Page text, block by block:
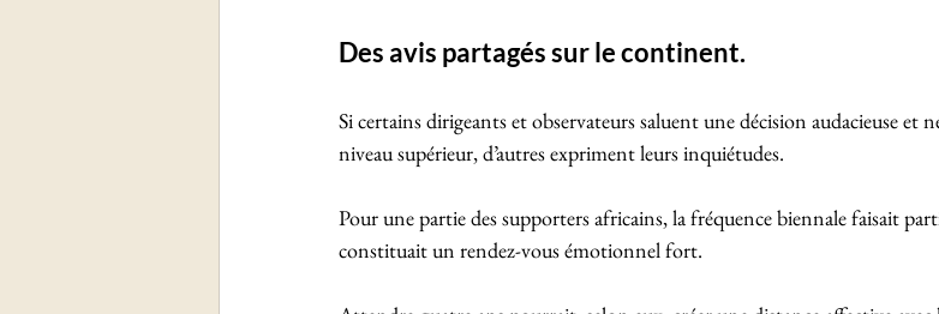
Des avis partagés sur le continent.
Si certains dirigeants et observateurs saluent une décision audacieuse et
niveau supérieur, d’autres expriment leurs inquiétudes.
Pour une partie des supporters africains, la fréquence biennale faisait
constituait un rendez-vous émotionnel fort.